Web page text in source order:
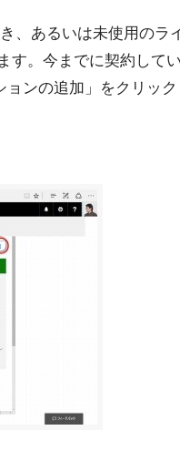
、あるいは未使用のラ
す。今までに契約して
ンの追加」をクリッ